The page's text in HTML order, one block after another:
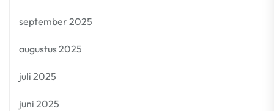
september 2025
augustus 2025
juli 2025
juni 2025